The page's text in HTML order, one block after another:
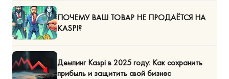
ПОЧЕМУ ВАШ ТОВАР НЕ ПРОДАЁТСЯ НА
KASPI?
Демпинг Kaspi в 2025 году: Как сохранить
прибыль и защитить свой бизнес